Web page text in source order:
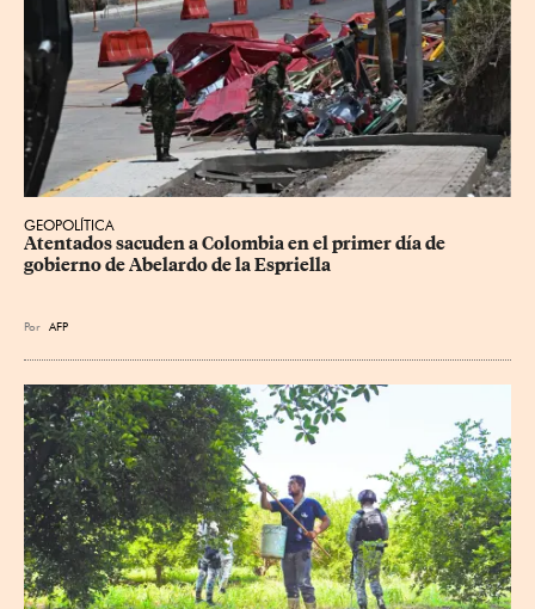
GEOPOLÍTICA
Atentados sacuden a Colombia en el primer día de
gobierno de Abelardo de la Espriella
Por AFP